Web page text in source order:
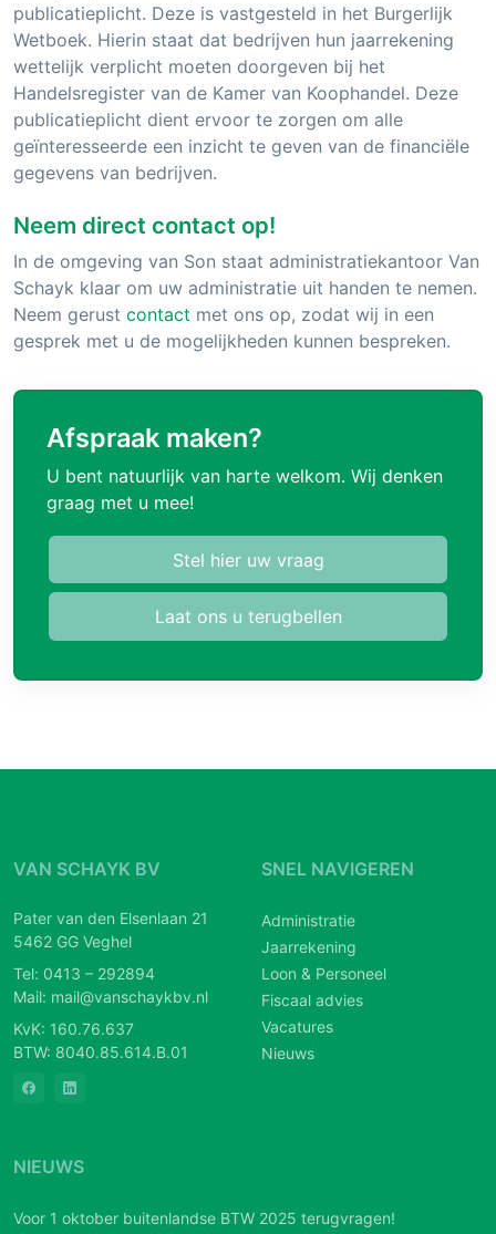
publicatieplicht. Deze is vastgesteld in het Burgerlijk
Wetboek. Hierin staat dat bedrijven hun jaarrekening
wettelijk verplicht moeten doorgeven bij het
Handelsregister van de Kamer van Koophandel. Deze
publicatieplicht dient ervoor te zorgen om alle
geïnteresseerde een inzicht te geven van de financiële
gegevens van bedrijven.
Neem direct contact op!
In de omgeving van Son staat administratiekantoor Van
Schayk klaar om uw administratie uit handen te nemen.
Neem gerust contact met ons op, zodat wij in een
gesprek met u de mogelijkheden kunnen bespreken.
Afspraak maken?
U bent natuurlijk van harte welkom. Wij denken
graag met u mee!
Stel hier uw vraag
Laat ons u terugbellen
VAN SCHAYK BV
Pater van den Elsenlaan 21
5462 GG Veghel
Tel: 0413 – 292894
Mail: mail@vanschaykbv.nl
KvK: 160.76.637
BTW: 8040.85.614.B.01
SNEL NAVIGEREN
Administratie
Jaarrekening
Loon & Personeel
Fiscaal advies
Vacatures
Nieuws
NIEUWS
Voor 1 oktober buitenlandse BTW 2025 terugvragen!